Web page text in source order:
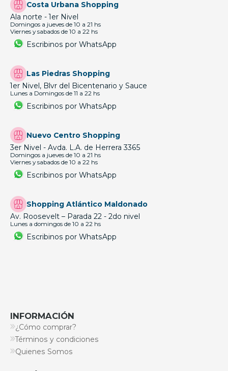
Costa Urbana Shopping
Ala norte - 1er Nivel
Domingos a jueves de 10 a 21 hs
Viernes y sabados de 10 a 22 hs
Escribinos por WhatsApp
Las Piedras Shopping
1er Nivel, Blvr del Bicentenario y Sauce
Lunes a Domingos de 11 a 22 hs
Escribinos por WhatsApp
Nuevo Centro Shopping
3er Nivel - Avda. L.A. de Herrera 3365
Domingos a jueves de 10 a 21 hs
Viernes y sabados de 10 a 22 hs
Escribinos por WhatsApp
Shopping Atlántico Maldonado
Av. Roosevelt – Parada 22 - 2do nivel
Lunes a domingos de 10 a 22 hs
Escribinos por WhatsApp
INFORMACIÓN
¿Cómo comprar?
Términos y condiciones
Quienes Somos